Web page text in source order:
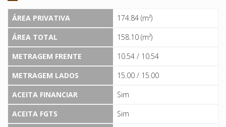
ÁREA PRIVATIVA
174.84 (m²)
ÁREA TOTAL
158.10 (m²)
METRAGEM FRENTE
10.54 / 10.54
METRAGEM LADOS
15.00 / 15.00
ACEITA FINANCIAR
Sim
ACEITA FGTS
Sim